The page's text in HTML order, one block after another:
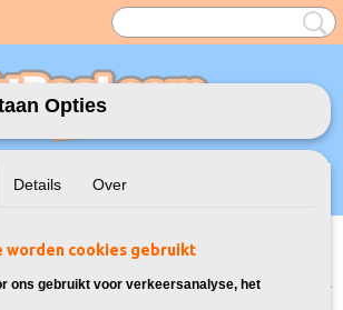
UW WINKELWAGEN
voor Brother>Huismerk Brother TN-248
Opties
Details Over
worden cookies gebruikt
ons gebruikt voor verkeersanalyse, het